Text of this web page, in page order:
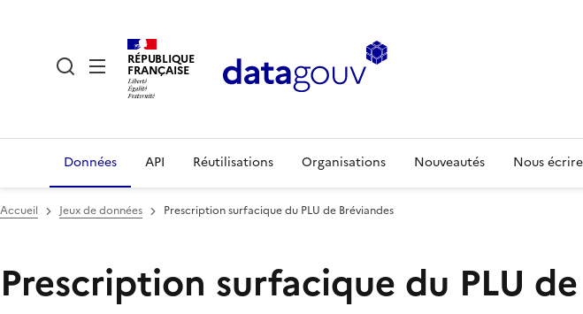
RÉPUBLIQUE
FRANÇAISE
Données API Réutilisations Organisations Nouveautés Nous écrire
Accueil Jeux de données Prescription surfacique du PLU de Bréviandes
Prescription surfacique du PLU